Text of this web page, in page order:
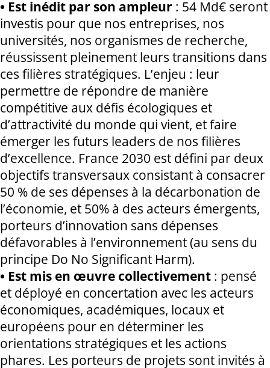
• Est inédit par son ampleur : 54 Md€ seront
investis pour que nos entreprises, nos
universités, nos organismes de recherche,
réussissent pleinement leurs transitions dans
ces filières stratégiques. L’enjeu : leur
permettre de répondre de manière
compétitive aux défis écologiques et
d’attractivité du monde qui vient, et faire
émerger les futurs leaders de nos filières
d’excellence. France 2030 est défini par deux
objectifs transversaux consistant à consacrer
50 % de ses dépenses à la décarbonation de
l’économie, et 50% à des acteurs émergents,
porteurs d’innovation sans dépenses
défavorables à l’environnement (au sens du
principe Do No Significant Harm).
• Est mis en œuvre collectivement : pensé
et déployé en concertation avec les acteurs
économiques, académiques, locaux et
européens pour en déterminer les
orientations stratégiques et les actions
phares. Les porteurs de projets sont invités à